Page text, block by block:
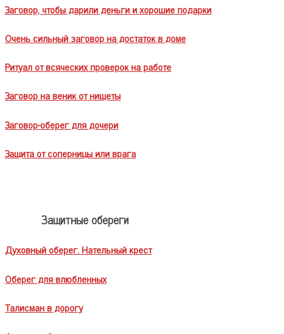
Заговор, чтобы дарили деньги и хорошие подарки
Очень сильный заговор на достаток в доме
Ритуал от всяческих проверок на работе
Заговор на веник от нищеты
Заговор-оберег для дочери
Защита от соперницы или врага
Защитные обереги
Духовный оберег. Нательный крест
Оберег для влюбленных
Талисман в дорогу